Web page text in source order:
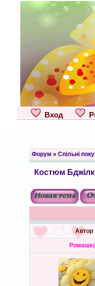
Вход
Форум » Спільні
Костюм
Автор